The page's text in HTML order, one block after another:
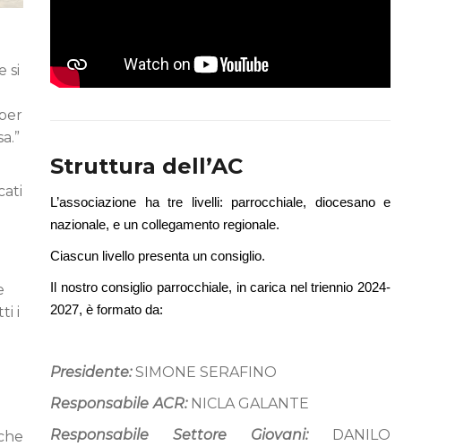
si
i
Struttura dell’AC
L’associazione ha tre livelli: parrocchiale, diocesano e
nazionale, e un collegamento regionale.
Ciascun livello presenta un consiglio.
Il nostro consiglio parrocchiale, in carica nel triennio 2024-
2027, è formato da:
Presidente:SIMONE SERAFINO
Responsabile ACR:NICLA GALANTE
Responsabile Settore Giovani:DANILO